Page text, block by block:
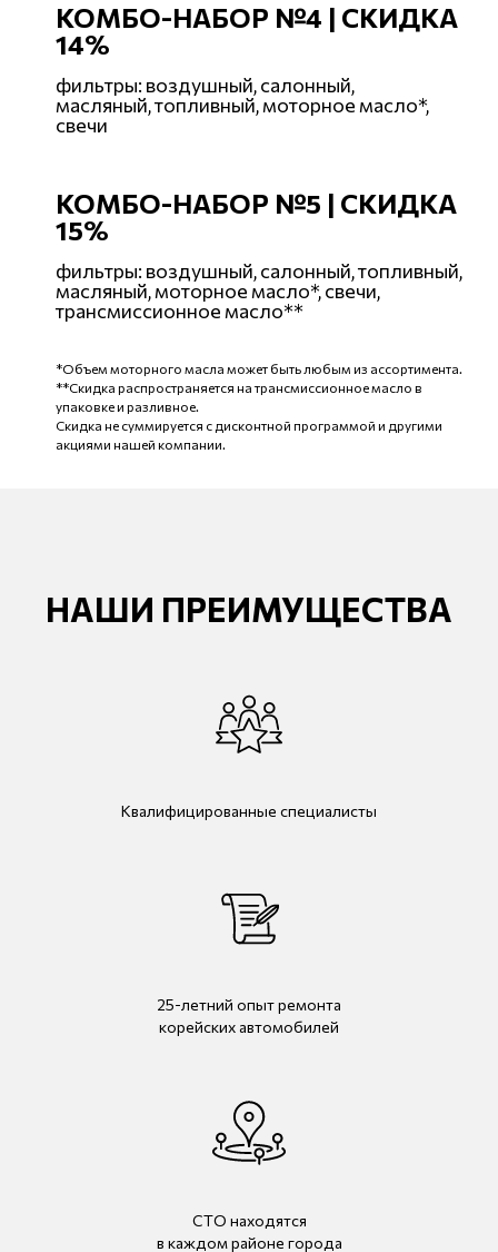
КОМБО-НАБОР №4 | СКИДКА
14%
фильтры: воздушный, салонный,
масляный, топливный, моторное масло*,
свечи
КОМБО-НАБОР №5 | СКИДКА
15%
фильтры: воздушный, салонный, топливный,
масляный, моторное масло*, свечи,
трансмиссионное масло**
*Объем моторного масла может быть любым из ассортимента.
**Скидка распространяется на трансмиссионное масло в
упаковке и разливное.
Скидка не суммируется с дисконтной программой и другими
акциями нашей компании.
НАШИ ПРЕИМУЩЕСТВА
Квалифицированные специалисты
25-летний опыт ремонта
корейских автомобилей
СТО находятся
в каждом районе города